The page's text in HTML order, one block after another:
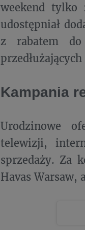
weekend tylko
udostępniał
z rabatem
Kampania
Urodzinowe
telewizji,
sprzedaży. Za
Havas Warsaw,